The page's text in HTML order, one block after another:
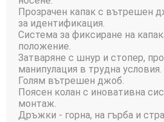
Прозрачен капак с вътрешен
за идентификация.
Система за фиксиране на
положение.
Затваряне с шнур и стопер,
манипулация в трудна условия.
Голям вътрешен джоб.
Поясен колан с иновативна
монтаж.
Дръжки - горна, на гърба и